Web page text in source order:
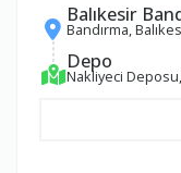
Balıkesir
Bandırma,
Depo
Nakliyeci